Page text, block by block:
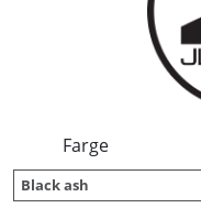
Farge